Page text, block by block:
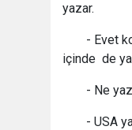
yazar.
- Evet
içinde de
- Ne
- USA